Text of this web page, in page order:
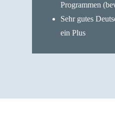
Programmen
Sehr gutes
ein Plus